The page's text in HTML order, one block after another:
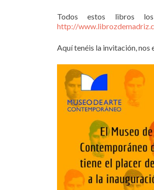
Todos estos libros
http://
Aquí tenéis la invitación, nos